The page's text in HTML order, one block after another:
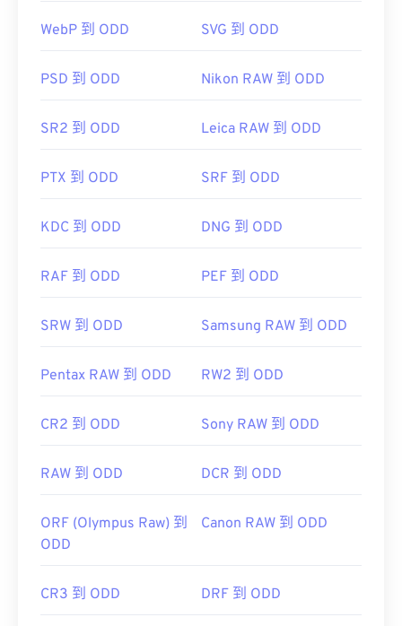
WebP 到 ODD SVG 到 ODD
PSD 到 ODD Nikon RAW 到 ODD
SR2 到 ODD Leica RAW 到 ODD
PTX 到 ODD SRF 到 ODD
KDC 到 ODD DNG 到 ODD
RAF 到 ODD PEF 到 ODD
SRW 到 ODD Samsung RAW 到 ODD
Pentax RAW 到 ODD RW2 到 ODD
CR2 到 ODD Sony RAW 到 ODD
RAW 到 ODD DCR 到 ODD
ORF (Olympus Raw) 到
ODD
Canon RAW 到 ODD
CR3 到 ODD DRF 到 ODD